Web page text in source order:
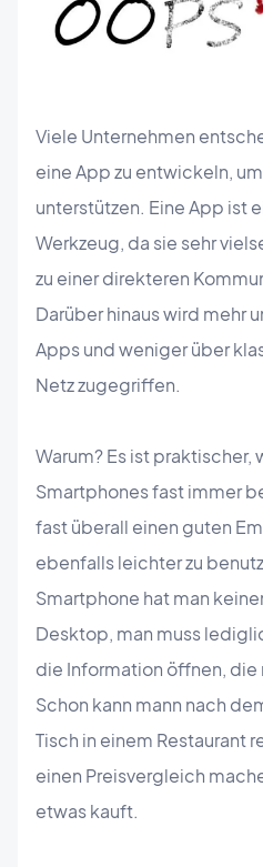
Viele Unternehmen
eine App zu entwickeln,
unterstützen. Eine App ist
Werkzeug, da sie sehr
zu einer direkteren
Darüber hinaus wird mehr
Apps und weniger über
Netz zugegriffen.
Warum? Es ist praktischer,
Smartphones fast immer
fast überall einen guten
ebenfalls leichter zu
Smartphone hat man
Desktop, man muss
die Information öffnen, die
Schon kann mann nach
Tisch in einem Restaurant
einen Preisvergleich
etwas kauft.